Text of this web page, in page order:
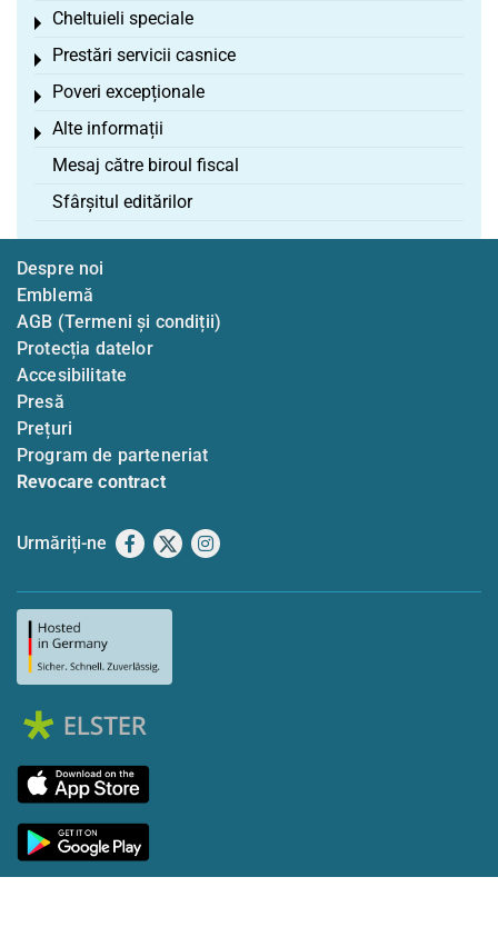
Cheltuieli speciale
Toggle menu
Prestări servicii casnice
Toggle menu
Poveri excepționale
Toggle menu
Alte informații
Toggle menu
Mesaj către biroul fiscal
Sfârșitul editărilor
Despre noi
Emblemă
AGB (Termeni și condiții)
Protecția datelor
Accesibilitate
Presă
Prețuri
Program de parteneriat
Revocare contract
Urmăriți-ne Facebook
X Instagram